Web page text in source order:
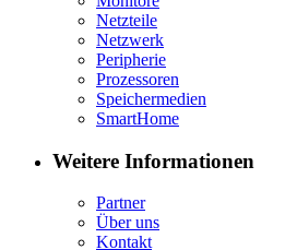
Netzteile
Netzwerk
Peripherie
Prozessoren
Speichermedien
SmartHome
Weitere Informationen
Partner
Über uns
Kontakt